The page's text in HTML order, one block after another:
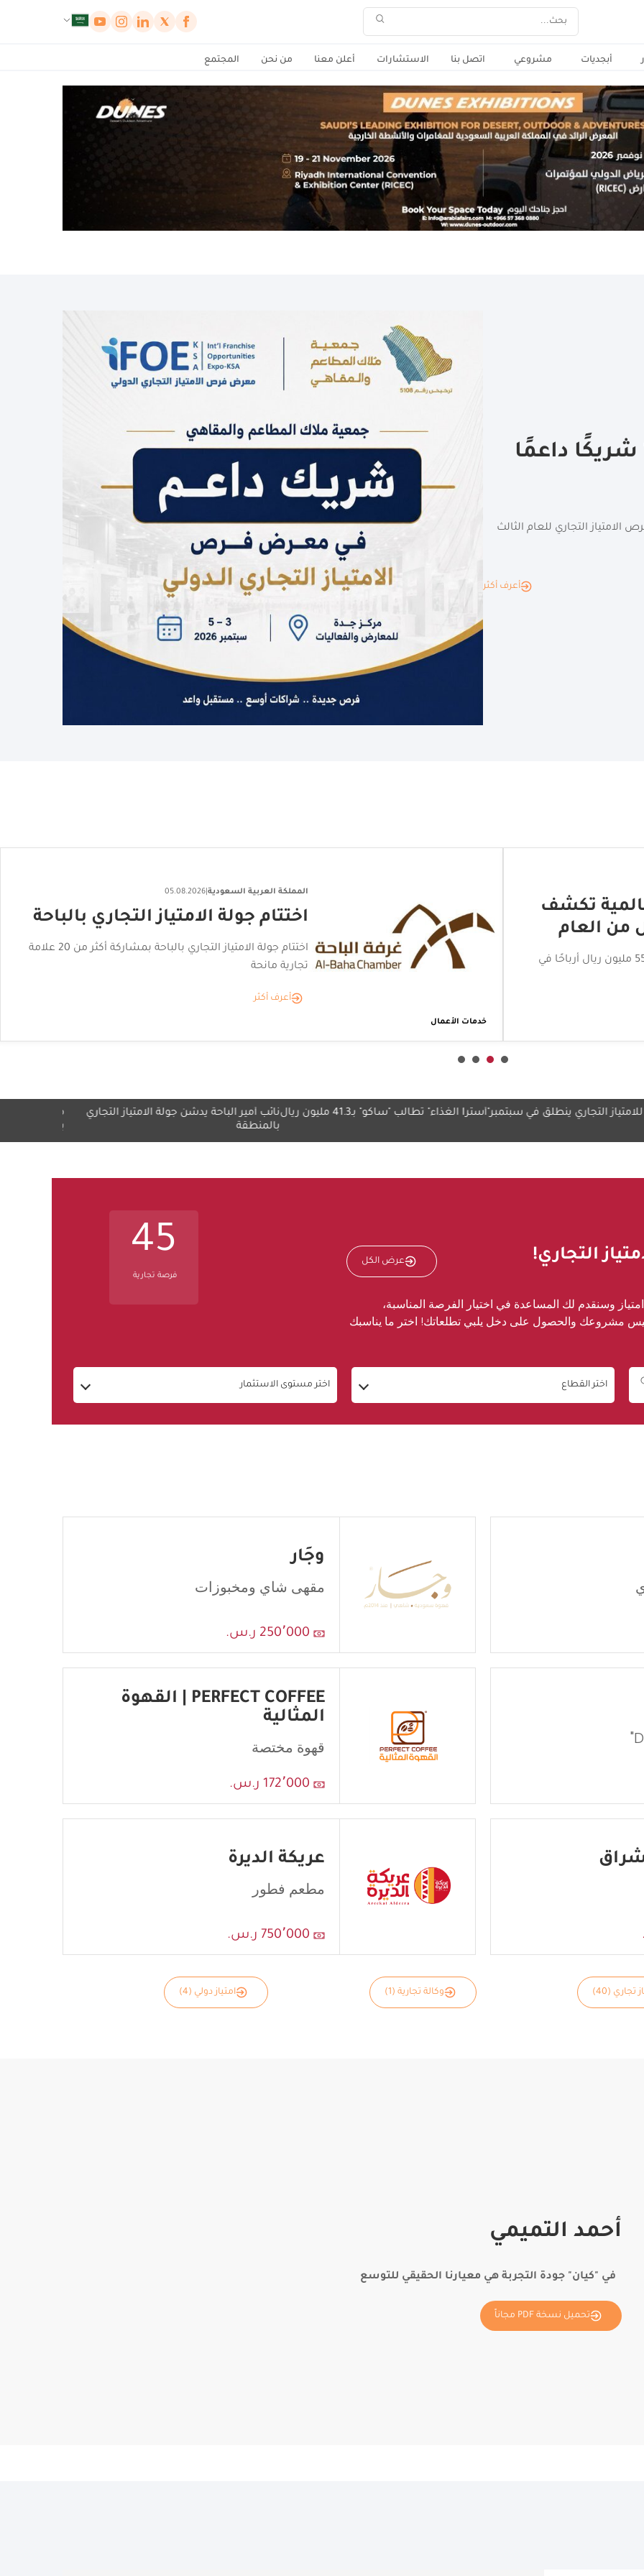
أبجديات مشروعي اتصل بنا الاستشارات أعلن معنا من نحن المجتمع
داعمًا
التجاري للعام الثالث
أعرف أكثر
خدمات الأعمال
المملكة العربية السعودية|
06.08.2026
"القصر الأحمر" يكشف عن هويته
البصرية
"القصر الأحمر" يكشف عن هويته البصرية تمهيدًا لافتتاحه
أعرف أكثر
بالباحة
ينطلق في سبتمبر"أسترا الغذاء" تطالب "ساكو" بـ41.3 مليون ريال
نائب أمير الباحة يدشّن جولة الامتياز التجاري
مجموعة ميلاف تطلق
التجاري! عرض الكل
وسنقدم لك المساعدة في اختيار الفرصة المناسبة،
مشروعك والحصول على دخل يلبي تطلعاتك! اختر ما يناسبك
45
فرصة تجارية
اختر القطاع اختر مستوى الاستثمار
وجَار
مقهى شاي ومخبوزات
250٬000 ر.س.
PERFECT COFFEE | القهوة
المثالية
قهوة مختصة
172٬000 ر.س.
عريكة الديرة
مطعم فطور
750٬000 ر.س.
تجاري (40) وكالة تجارية (1) امتياز دولي (4)
أحمد التميمي
في "كيان" جودة التجربة هي معيارنا الحقيقي للتوسع
تحميل نسخة PDF مجاناً
لوحة إدارة ملفات تعريف الارتباط